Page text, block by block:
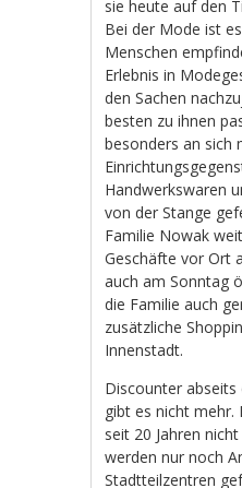
sie heute auf den
Bei der Mode ist
Menschen
Erlebnis in
den Sachen
besten zu ihnen
besonders an sich
Handwerkswaren
von der Stange
Familie Nowak
Geschäfte vor Ort
auch am Sonntag
die Familie auch
zusätzliche
Innenstadt.
Discounter
gibt es nicht mehr.
seit 20 Jahren
werden nur noch
Stadtteilzentren